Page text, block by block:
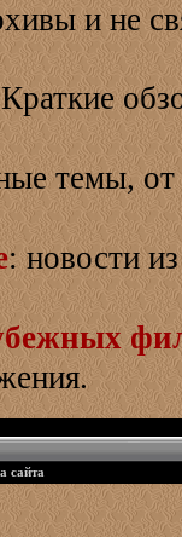
и не
темы,
: новости
сайта